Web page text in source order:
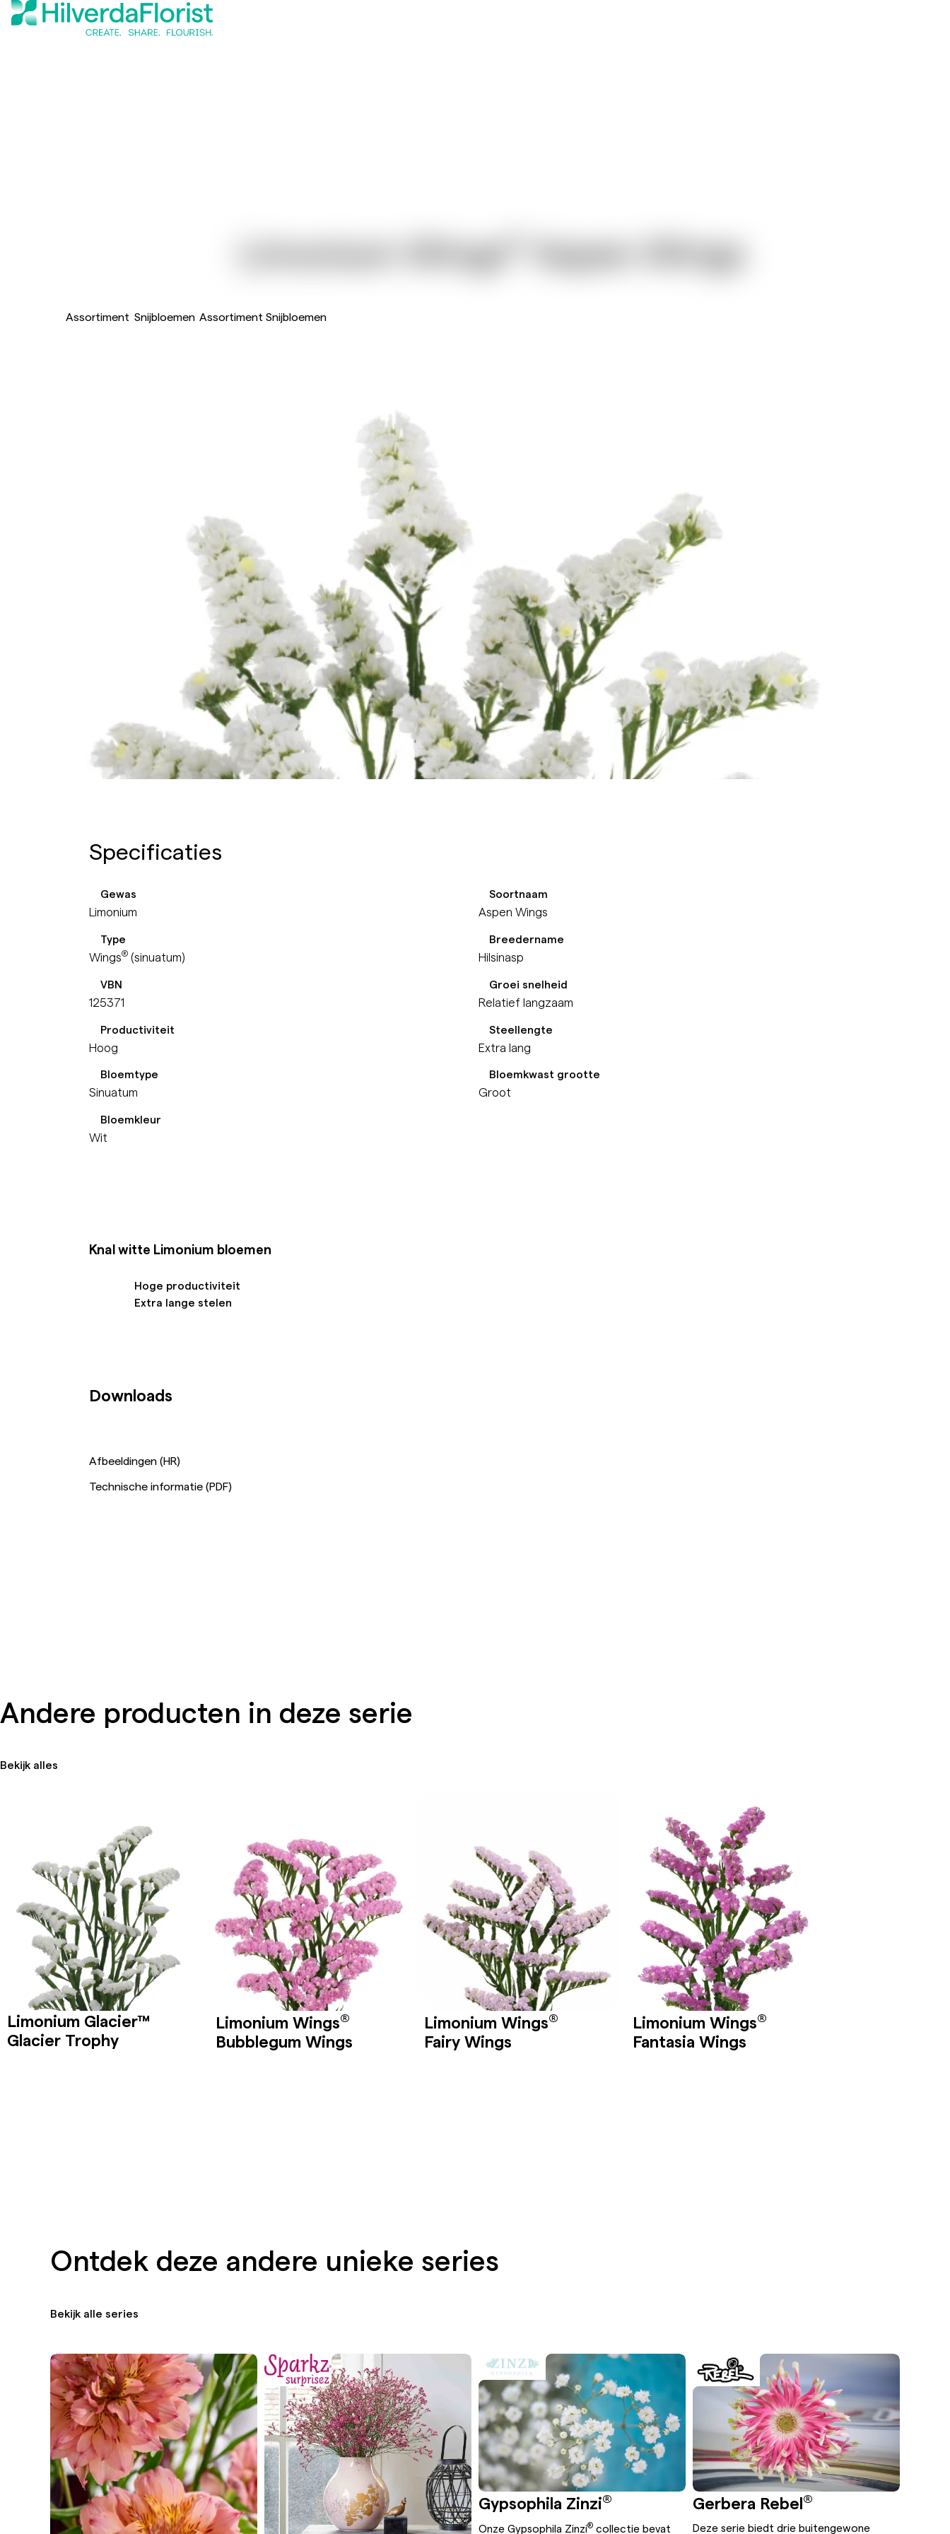
Limonium Wings Aspen Wings
Assortiment Snijbloemen Assortiment Snijbloemen
Specificaties
Gewas
Limonium
Soortnaam
Aspen Wings
Type
Wings® (sinuatum)
Breedername
Hilsinasp
VBN
125371
Groei snelheid
Relatief langzaam
Productiviteit
Hoog
Steellengte
Extra lang
Bloemtype
Sinuatum
Bloemkwast grootte
Groot
Bloemkleur
Wit
Knal witte Limonium bloemen
Hoge productiviteit
Extra lange stelen
Downloads
Afbeeldingen (HR)
Technische informatie (PDF)
Andere producten in deze serie
Bekijk alles
Limonium Glacier™
Glacier Trophy
Limonium Wings®
Bubblegum Wings
Limonium Wings®
Fairy Wings
Limonium Wings®
Fantasia Wings
Ontdek deze andere unieke series
Bekijk alle series
Gypsophila Zinzi®
Onze Gypsophila Zinzi® collectie bevat
Gerbera Rebel®
Deze serie biedt drie buitengewone